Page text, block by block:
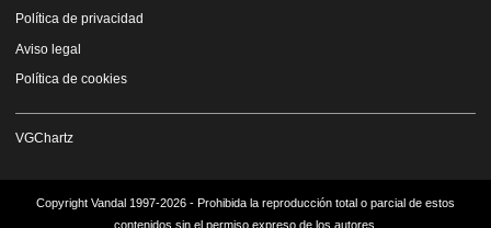
Política de privacidad
Aviso legal
Política de cookies
VGChartz
Copyright Vandal 1997-2026 - Prohibida la reproducción total o parcial de estos
contenidos sin el permiso expreso de los autores.